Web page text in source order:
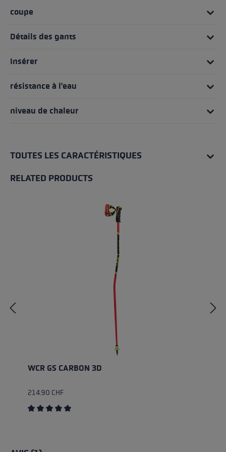
coupe
Détails des gants
Insérer
résistance à l'eau
niveau de chaleur
TOUTES LES CARACTÉRISTIQUES
RELATED PRODUCTS
WCR GS CARBON 3D
214.90 CHF